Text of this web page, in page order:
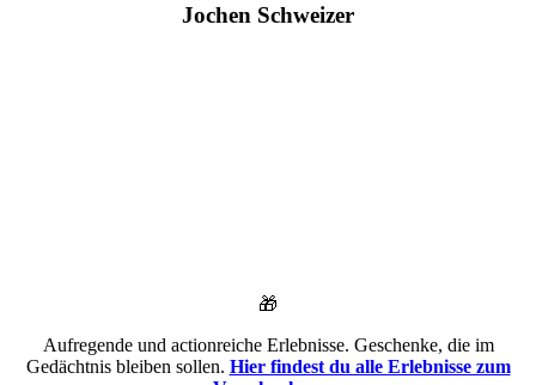
Jochen Schweizer
🎁
Aufregende und actionreiche Erlebnisse. Geschenke, die im
Gedächtnis bleiben sollen. Hier findest du alle Erlebnisse zum